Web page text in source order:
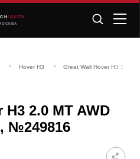
/AUTO
Hover H3 Great Wall Hover H3 2.0
2.0 MT AWD
№249816